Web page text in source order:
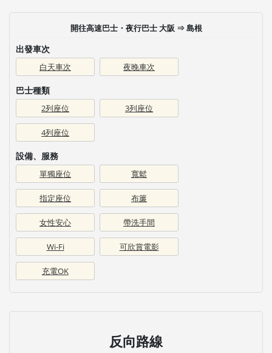
開往高速巴士・夜行巴士 大阪 ⇒ 島根
出發車次
白天車次 夜晚車次
巴士種類
2列座位 3列座位
4列座位
設備、服務
單獨座位 寬鬆
指定座位 布簾
女性安心 帶洗手間
Wi-Fi 可欣賞電影
充電OK
反向路線